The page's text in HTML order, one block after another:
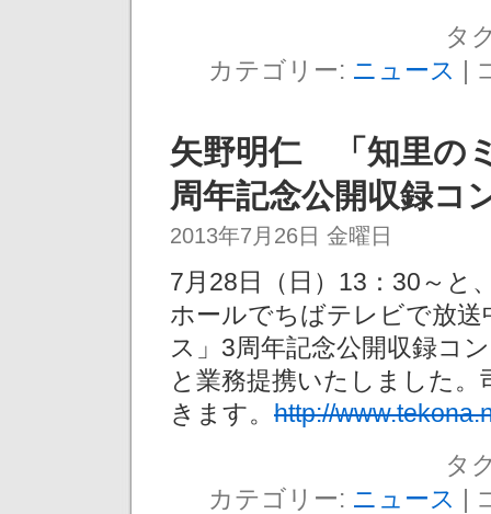
タ
カテゴリー: ニュース |
矢野明仁 「知里の
周年記念公開収録コ
2013年7月26日 金曜日
7月28日（日）13：30～と
ホールでちばテレビで放
ス」3周年記念公開収録コ
と業務提携いたしました
きます。 http://
タ
カテゴリー: ニュース |